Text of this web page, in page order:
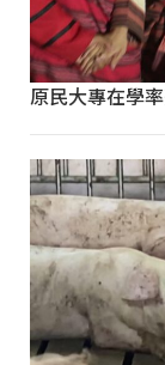
原民大專在學